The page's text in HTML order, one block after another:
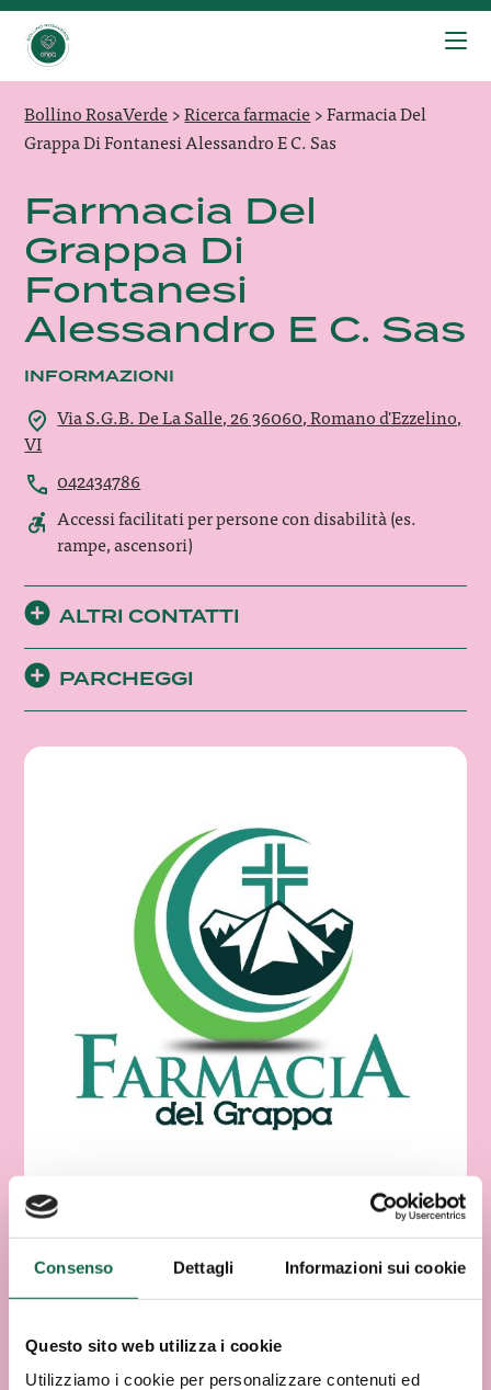
Consenso Dettagli Informazioni sui cookie
Questo sito web utilizza i cookie
Utilizziamo i cookie per personalizzare contenuti ed
Bollino RosaVerde>Ricerca farmacie>Farmacia Del
Grappa Di Fontanesi Alessandro E C. Sas
Farmacia Del
Grappa Di
Fontanesi
Alessandro E C. Sas
INFORMAZIONI
Via S.G.B. De La Salle, 26 36060, Romano d'Ezzelino,
VI
042434786
Accessi facilitati per persone con disabilità (es.
rampe, ascensori)
ALTRI CONTATTI
PARCHEGGI